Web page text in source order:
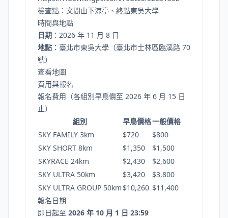
檢查點：文間山下涼亭、終點東吳大學
時間與地點
日期 ：2026 年 11 月 8 日
地點 ：臺北市東吳大學（臺北市士林區臨溪路 70
號）
查看地圖
費用與報名
報名費用（各組別早鳥價至 2026 年 6 月 15 日
止）
組別
早鳥價格一般價格
SKY FAMILY 3km
$720
$800
SKY SHORT 8km
$1,350
$1,500
SKYRACE 24km
$2,430
$2,600
SKY ULTRA 50km
$3,420
$3,800
SKY ULTRA GROUP 50km $10,260 $11,400
報名日期
即日起至 2026 年 10 月 1 日 23:59